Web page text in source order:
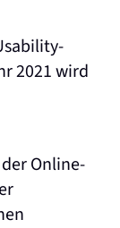
2021 wird
Online-